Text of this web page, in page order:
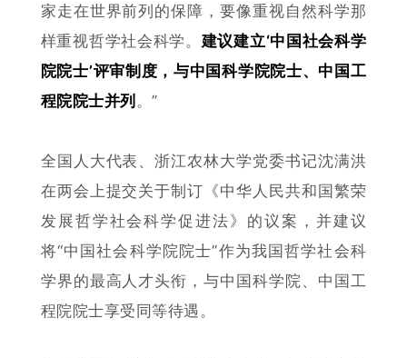
家走在世界前列的保障，要像重视自然科学那
样重视哲学社会科学。 建议建立‘中国社会科学
院院士’评审制度，与中国科学院院士、中国工
程院院士并列 。”
全国人大代表、浙江农林大学党委书记沈满洪
在两会上提交关于制订《中华人民共和国繁荣
发展哲学社会科学促进法》的议案，并建议
将“中国社会科学院院士”作为我国哲学社会科
学界的最高人才头衔，与中国科学院、中国工
程院院士享受同等待遇。